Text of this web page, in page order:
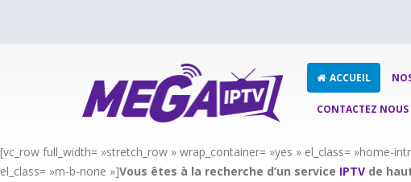
ACCUEIL
CONTACTEZ NOUS
[vc_row full_width= »stretch_row » wrap_container= »yes » el_class= »home-
el_class= »m-b-none »]Vous êtes à la recherche d’un service IPTV de